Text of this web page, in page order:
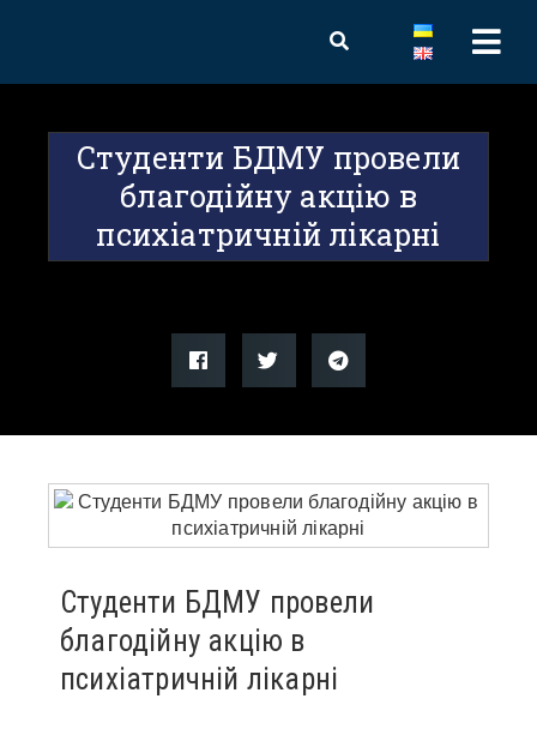
Студенти БДМУ провели
благодійну акцію в
психіатричній лікарні
Студенти БДМУ провели
благодійну акцію в
психіатричній лікарні